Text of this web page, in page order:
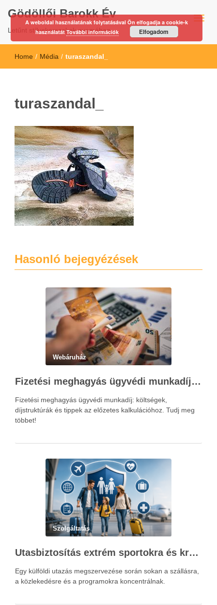
Gödöllői Barokk Év
Letűnt stíluskorszakok nyomában…
Home / Média / turaszandal_
turaszandal_
Hasonló bejegyézések
Webáruház
Fizetési meghagyás ügyvédi munkadíja: teljes költségvetési útmutató
Fizetési meghagyás ügyvédi munkadíj: költségek,
díjstruktúrák és tippek az előzetes kalkulációhoz. Tudj meg
többet!
Szolgáltatás
Utasbiztosítás extrém sportokra és krónikus betegségek esetén: mire figyelj utazás előtt?
Egy külföldi utazás megszervezése során sokan a szállásra,
a közlekedésre és a programokra koncentrálnak.
A weboldal használatának folytatásával Ön elfogadja a cookie-k
használatátTovábbi információk Elfogadom